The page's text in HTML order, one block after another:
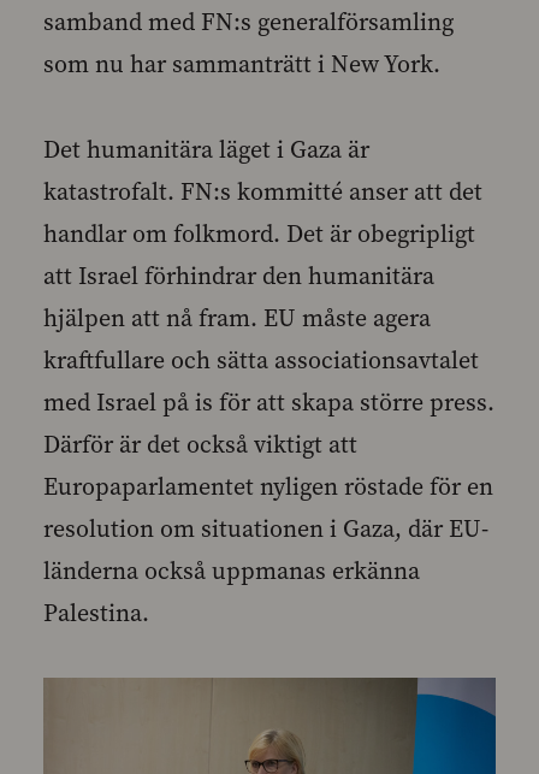
samband med FN:s generalförsamling
som nu har sammanträtt i New York.
Det humanitära läget i Gaza är
katastrofalt. FN:s kommitté anser att det
handlar om folkmord. Det är obegripligt
att Israel förhindrar den humanitära
hjälpen att nå fram. EU måste agera
kraftfullare och sätta associationsavtalet
med Israel på is för att skapa större press.
Därför är det också viktigt att
Europaparlamentet nyligen röstade för en
resolution om situationen i Gaza, där EU-
länderna också uppmanas erkänna
Palestina.